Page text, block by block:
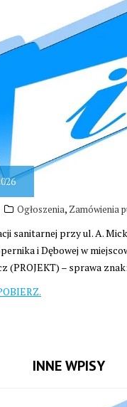
Ogłoszenia, Zamówienia
sanitarnej przy ul. A.
i Dębowej w
(PROJEKT) – sprawa znak:
INNE WPISY